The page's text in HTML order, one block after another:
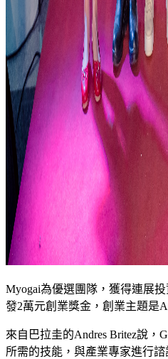
Myogai為優選團隊，獲得連展
發2萬元創業獎金，創業主題是
來自巴拉圭的Andres Britez說，
所需的技能，與產業專家進行